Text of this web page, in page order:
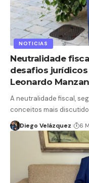
NOTICIAS
Neutralidade
desafios
Leonardo Manzan
A neutralidade fiscal,
conceitos mais
Diego Velázquez 6